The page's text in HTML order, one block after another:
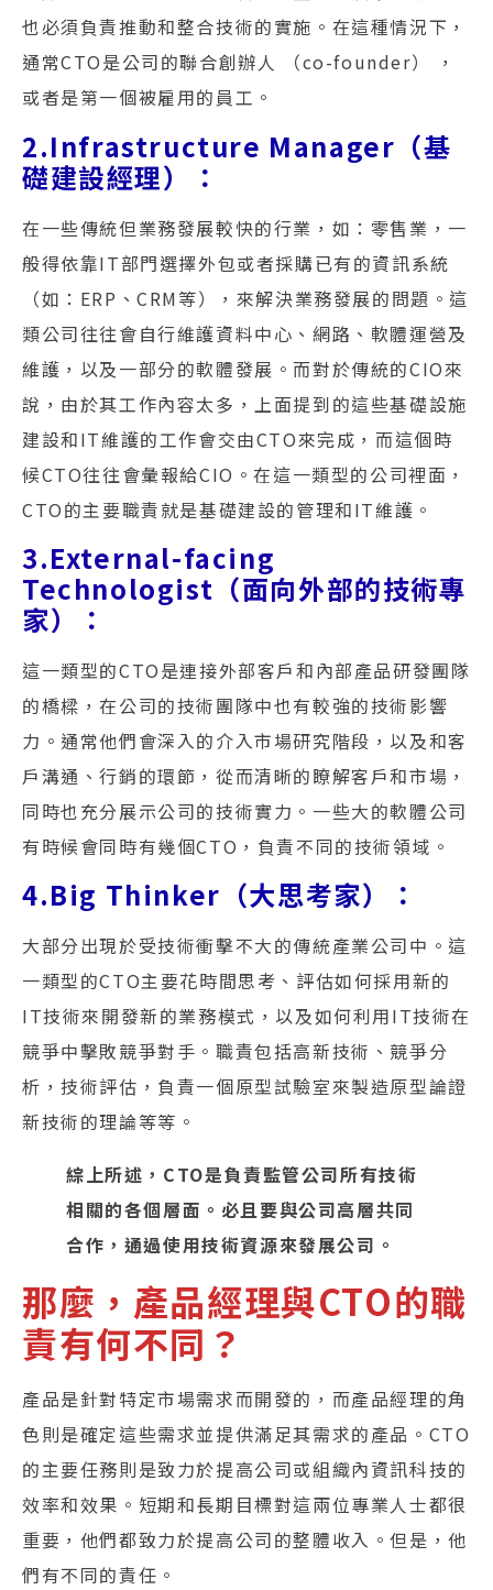
也必須負責推動和整合技術的實施。在這種情況下，
通常CTO是公司的聯合創辦人 （co-founder） ，
或者是第一個被雇用的員工。
2.Infrastructure Manager（基
礎建設經理）：
在一些傳統但業務發展較快的行業，如：零售業，一
般得依靠IT部門選擇外包或者採購已有的資訊系統
（如：ERP、CRM等），來解決業務發展的問題。這
類公司往往會自行維護資料中心、網路、軟體運營及
維護，以及一部分的軟體發展。而對於傳統的CIO來
說，由於其工作內容太多，上面提到的這些基礎設施
建設和IT維護的工作會交由CTO來完成，而這個時
候CTO往往會彙報給CIO。在這一類型的公司裡面，
CTO的主要職責就是基礎建設的管理和IT維護。
3.External-facing
Technologist（面向外部的技術專
家）：
這一類型的CTO是連接外部客戶和內部產品研發團隊
的橋樑，在公司的技術團隊中也有較強的技術影響
力。通常他們會深入的介入市場研究階段，以及和客
戶溝通、行銷的環節，從而清晰的瞭解客戶和市場，
同時也充分展示公司的技術實力。一些大的軟體公司
有時候會同時有幾個CTO，負責不同的技術領域。
4.Big Thinker（大思考家）：
大部分出現於受技術衝擊不大的傳統產業公司中。這
一類型的CTO主要花時間思考、評估如何採用新的
IT技術來開發新的業務模式，以及如何利用IT技術在
競爭中擊敗競爭對手。職責包括高新技術、競爭分
析，技術評估，負責一個原型試驗室來製造原型論證
新技術的理論等等。
綜上所述，CTO是負責監管公司所有技術
相關的各個層面。必且要與公司高層共同
合作，通過使用技術資源來發展公司。
那麼，產品經理與CTO的職
責有何不同？
產品是針對特定市場需求而開發的，而產品經理的角
色則是確定這些需求並提供滿足其需求的產品。CTO
的主要任務則是致力於提高公司或組織內資訊科技的
效率和效果。短期和長期目標對這兩位專業人士都很
重要，他們都致力於提高公司的整體收入。但是，他
們有不同的責任。